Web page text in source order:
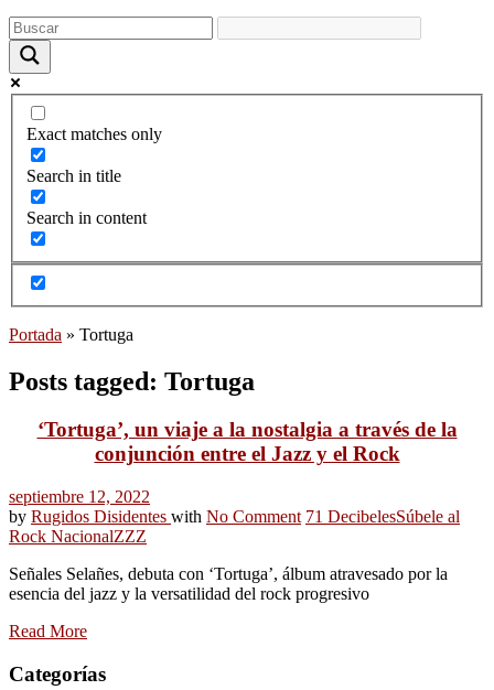
Exact matches only
Search in title
Search in content
Portada » Tortuga
Posts tagged: Tortuga
‘Tortuga’, un viaje a la nostalgia a través de la
conjunción entre el Jazz y el Rock
septiembre 12, 2022
by Rugidos Disidentes with No Comment 71 DecibelesSúbele al
Rock NacionalZZZ
Señales Selañes, debuta con ‘Tortuga’, álbum atravesado por la
esencia del jazz y la versatilidad del rock progresivo
Read More
Categorías